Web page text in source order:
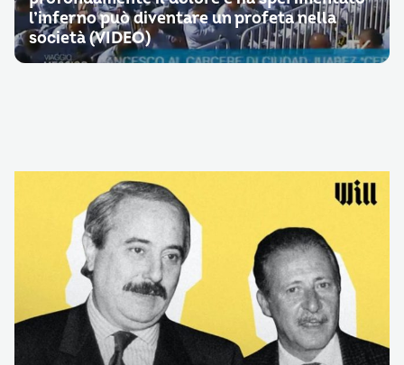
l’inferno può diventare un profeta nella
società (VIDEO)